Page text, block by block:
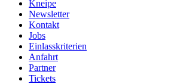
Kneipe
Newsletter
Kontakt
Jobs
Einlasskriterien
Anfahrt
Partner
Tickets